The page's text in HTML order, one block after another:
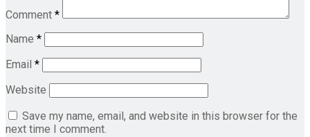
Comment *
Name *
Email *
Website
Save my name, email, and website in this browser for the
next time I comment.